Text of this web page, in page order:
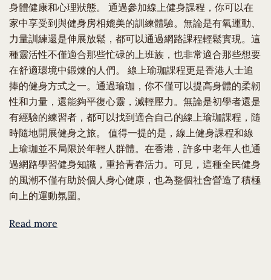
身體健康和心理狀態。 通過參加線上健身課程，你可以在
家中享受到與健身房相媲美的訓練體驗。無論是有氧運動、
力量訓練還是伸展放鬆，都可以通過網路課程輕鬆實現。這
種靈活性不僅適合那些忙碌的上班族，也非常適合那些想要
在舒適環境中鍛煉的人們。 線上瑜珈課程更是香港人士追
捧的健身方式之一。通過瑜珈，你不僅可以提高身體的柔韌
性和力量，還能夠平復心靈，減輕壓力。無論是初學者還是
有經驗的練習者，都可以找到適合自己的線上瑜珈課程，隨
時隨地開展健身之旅。 值得一提的是，線上健身課程和線
上瑜珈並不局限於年輕人群體。在香港，許多中老年人也通
過網路學習健身知識，重拾青春活力。可見，這種全民健身
的風潮不僅有助於個人身心健康，也為整個社會營造了積極
向上的運動氛圍。
Read more